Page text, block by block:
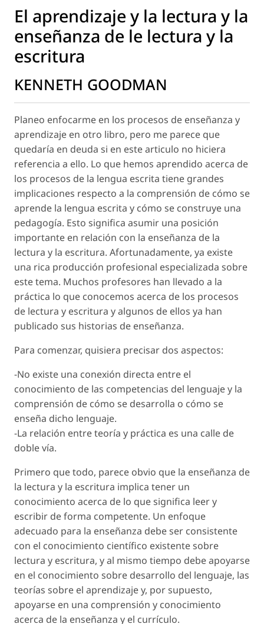
El aprendizaje y la lectura y la
enseñanza de le lectura y la
escritura
KENNETH GOODMAN
Planeo enfocarme en los procesos de enseñanza y
aprendizaje en otro libro, pero me parece que
quedaría en deuda si en este articulo no hiciera
referencia a ello. Lo que hemos aprendido acerca de
los procesos de la lengua escrita tiene grandes
implicaciones respecto a la comprensión de cómo se
aprende la lengua escrita y cómo se construye una
pedagogía. Esto significa asumir una posición
importante en relación con la enseñanza de la
lectura y la escritura. Afortunadamente, ya existe
una rica producción profesional especializada sobre
este tema. Muchos profesores han llevado a la
práctica lo que conocemos acerca de los procesos
de lectura y escritura y algunos de ellos ya han
publicado sus historias de enseñanza.
Para comenzar, quisiera precisar dos aspectos:
-No existe una conexión directa entre el
conocimiento de las competencias del lenguaje y la
comprensión de cómo se desarrolla o cómo se
enseña dicho lenguaje.
-La relación entre teoría y práctica es una calle de
doble vía.
Primero que todo, parece obvio que la enseñanza de
la lectura y la escritura implica tener un
conocimiento acerca de lo que significa leer y
escribir de forma competente. Un enfoque
adecuado para la enseñanza debe ser consistente
con el conocimiento científico existente sobre
lectura y escritura, y al mismo tiempo debe apoyarse
en el conocimiento sobre desarrollo del lenguaje, las
teorías sobre el aprendizaje y, por supuesto,
apoyarse en una comprensión y conocimiento
acerca de la enseñanza y el currículo.